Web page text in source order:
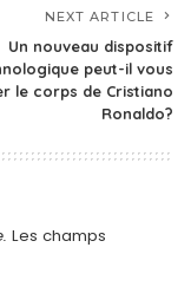
NEXT ARTICLE
Un nouveau dispositif
peut-il vous
le corps de Cristiano
Ronaldo?
Les champs